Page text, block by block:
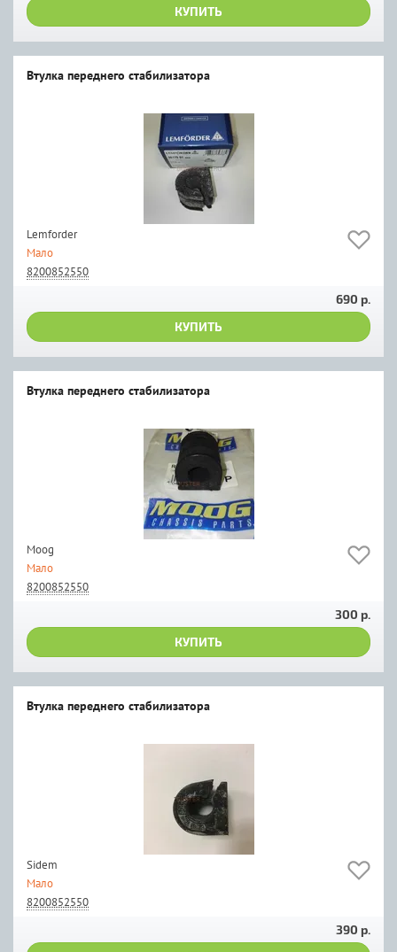
КУПИТЬ
Втулка переднего стабилизатора
Lemforder
Мало
8200852550
690 р.
КУПИТЬ
Втулка переднего стабилизатора
Moog
Мало
8200852550
300 р.
КУПИТЬ
Втулка переднего стабилизатора
Sidem
Мало
8200852550
390 р.